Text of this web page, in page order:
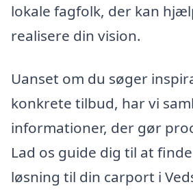
lokale fagfolk, der kan
realisere din vision.
Uanset om du søger
konkrete tilbud, har vi
informationer, der gør
Lad os guide dig til at
løsning til din carport i